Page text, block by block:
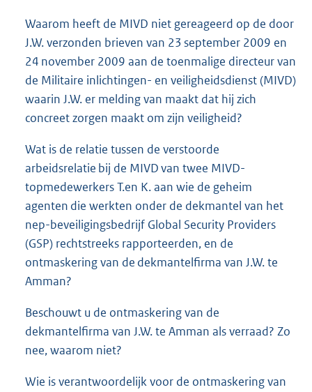
Waarom heeft de MIVD niet gereageerd op de door
J.W. verzonden brieven van 23 september 2009 en
24 november 2009 aan de toenmalige directeur van
de Militaire inlichtingen- en veiligheidsdienst (MIVD)
waarin J.W. er melding van maakt dat hij zich
concreet zorgen maakt om zijn veiligheid?
Wat is de relatie tussen de verstoorde
arbeidsrelatie bij de MIVD van twee MIVD-
topmedewerkers T.en K. aan wie de geheim
agenten die werkten onder de dekmantel van het
nep-beveiligingsbedrijf Global Security Providers
(GSP) rechtstreeks rapporteerden, en de
ontmaskering van de dekmantelfirma van J.W. te
Amman?
Beschouwt u de ontmaskering van de
dekmantelfirma van J.W. te Amman als verraad? Zo
nee, waarom niet?
Wie is verantwoordelijk voor de ontmaskering van